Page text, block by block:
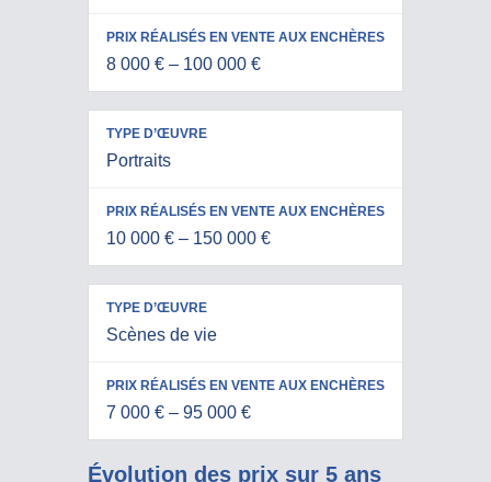
D’ŒUVRE
AUX
ENCHÈRES
8 000 € – 100 000 €
Portraits
10 000 € – 150 000 €
Scènes de vie
7 000 € – 95 000 €
Évolution des prix sur 5 ans